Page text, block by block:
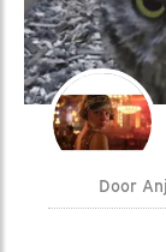
Door